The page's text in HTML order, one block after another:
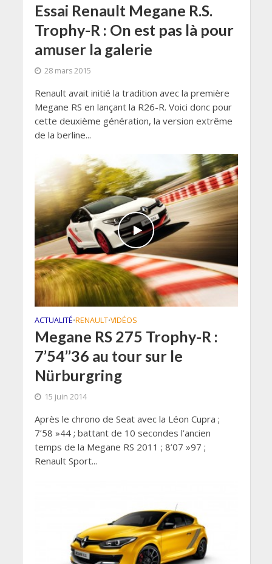
Essai Renault Megane R.S.
Trophy-R : On est pas là pour
amuser la galerie
28 mars 2015
Renault avait initié la tradition avec la première
Megane RS en lançant la R26-R. Voici donc pour
cette deuxième génération, la version extrême
de la berline...
ACTUALITÉ•RENAULT•VIDÉOS
Megane RS 275 Trophy-R :
7’54’’36 au tour sur le
Nürburgring
15 juin 2014
Après le chrono de Seat avec la Léon Cupra ;
7’58 »44 ; battant de 10 secondes l’ancien
temps de la Megane RS 2011 ; 8’07 »97 ;
Renault Sport...